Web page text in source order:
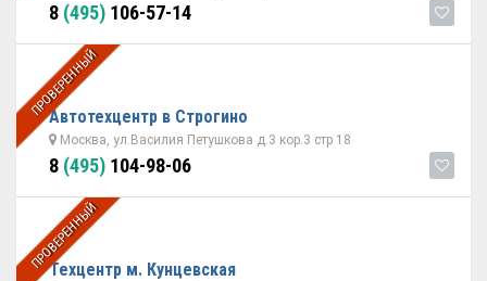
8 (495) 106-57-14
ПРОВЕРЕННЫЙ
Автотехцентр в Строгино
Москва, ул.Василия Петушкова д.3 кор.3 стр 18
8 (495) 104-98-06
ПРОВЕРЕННЫЙ
Техцентр м. Кунцевская